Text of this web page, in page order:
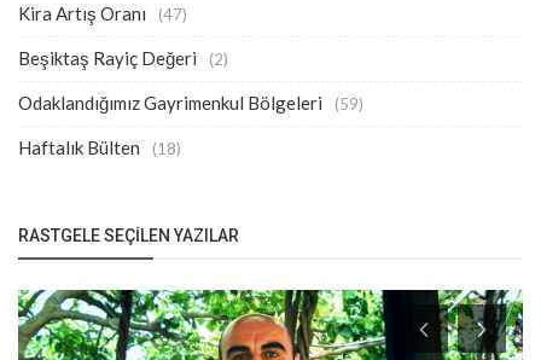
Kira Artış Oranı (47)
Beşiktaş Rayiç Değeri (2)
Odaklandığımız Gayrimenkul Bölgeleri (59)
Haftalık Bülten (18)
RASTGELE SEÇILEN YAZILAR